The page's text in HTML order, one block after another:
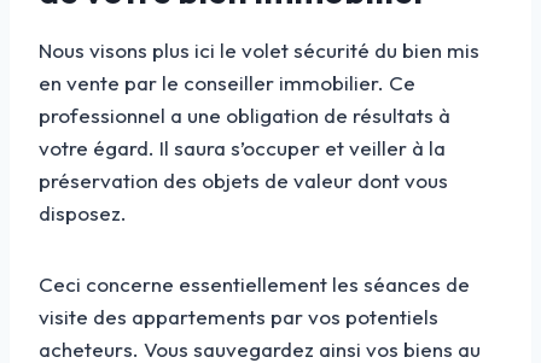
Nous visons plus ici le volet sécurité du bien mis
en vente par le conseiller immobilier. Ce
professionnel a une obligation de résultats à
votre égard. Il saura s’occuper et veiller à la
préservation des objets de valeur dont vous
disposez.
Ceci concerne essentiellement les séances de
visite des appartements par vos potentiels
acheteurs. Vous sauvegardez ainsi vos biens au